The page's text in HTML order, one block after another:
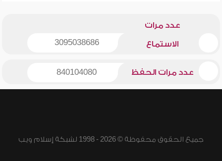
عدد مرات
الاستماع 3095038686
عدد مرات الحفظ 840104080
جميع الحقوق محفوظة © 2026 - 1998 لشبكة إسلام ويب